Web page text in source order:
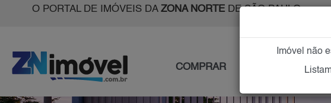
O PORTAL DE IMÓVEIS DA ZONA NORTEDE SÃO PAULO
COMPRAR
Imóvel não